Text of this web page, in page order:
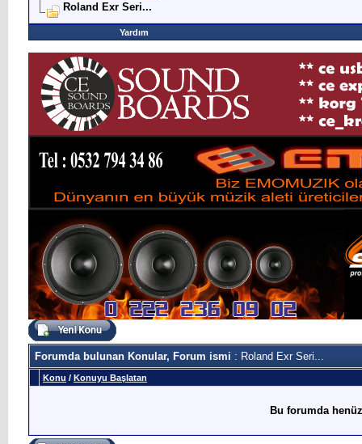
Roland Exr Seri...
Yardım
Forumda bulunan Konular, Forum ismi : Roland Exr Seri...
Konu / Konuyu Başlatan
Bu forumda